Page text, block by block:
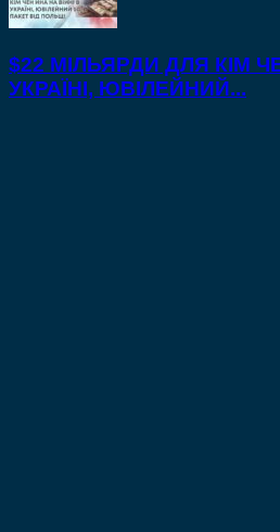
$22 МІЛЬЯРДИ ДЛЯ КІМ
УКРАЇНІ, ЮВІЛЕЙНИЙ...